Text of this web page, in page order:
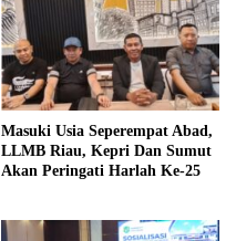
Masuki Usia Seperempat Abad,
LLMB Riau, Kepri Dan Sumut
Akan Peringati Harlah Ke-25